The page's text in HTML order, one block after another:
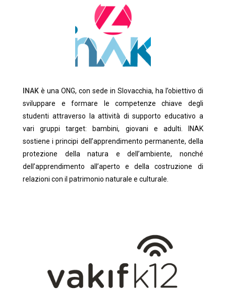
INAK è una ONG, con sede in Slovacchia, ha l’obiettivo di
sviluppare e formare le competenze chiave degli
studenti attraverso la attività di supporto educativo a
vari gruppi target: bambini, giovani e adulti. INAK
sostiene i principi dell’apprendimento permanente, della
protezione della natura e dell’ambiente, nonché
dell’apprendimento all’aperto e della costruzione di
relazioni con il patrimonio naturale e culturale.